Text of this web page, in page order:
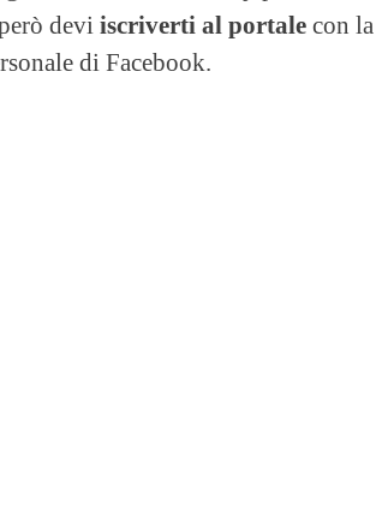
devi iscriverti al portale con la
di Facebook.